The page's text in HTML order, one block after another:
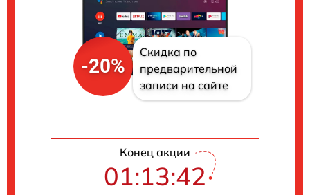
-20%
Скидка по
предварительной
записи на сайте
Конец акции
01:13:41